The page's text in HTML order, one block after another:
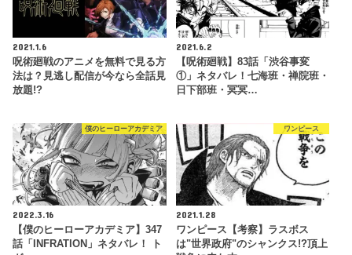
2021.1.6
呪術廻戦のアニメを無料で見る方
法は？見逃し配信が今なら全話見
放題!?
2021.6.2
【呪術廻戦】83話「渋谷事変
①」ネタバレ！七海班・禅院班・
日下部班・冥冥…
僕のヒーローアカデミア
2022.3.16
【僕のヒーローアカデミア】347
話「INFRATION」ネタバレ！ ト
ワンピース
2021.1.28
ワンピース【考察】ラスボス
は"世界政府"のシャンクス!?頂上